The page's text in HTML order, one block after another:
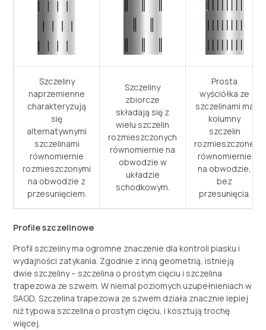
Szczeliny
naprzemienne
charakteryzują
się
alternatywnymi
szczelinami
równomiernie
rozmieszczonymi
na obwodzie z
przesunięciem.
Szczeliny
zbiorcze
składają się z
wielu szczelin
rozmieszczonych
równomiernie na
obwodzie w
układzie
schodkowym.
Prosta
wyściółka ze
szczelinami ma
kolumny
szczelin
rozmieszczone
równomiernie
na obwodzie,
bez
przesunięcia.
Profile szczelinowe
Profil szczeliny ma ogromne znaczenie dla kontroli piasku i
wydajności zatykania. Zgodnie z inną geometrią, istnieją
dwie szczeliny – szczelina o prostym cięciu i szczelina
trapezowa ze szwem. W niemal poziomych uzupełnieniach w
SAGD, Szczelina trapezowa ze szwem działa znacznie lepiej
niż typowa szczelina o prostym cięciu, i kosztują trochę
więcej.